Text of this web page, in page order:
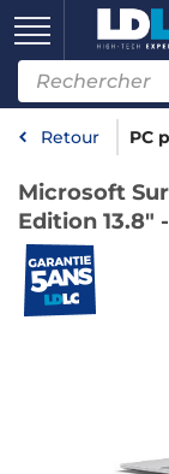
Retour PC
Microsoft
Edition 13.8"